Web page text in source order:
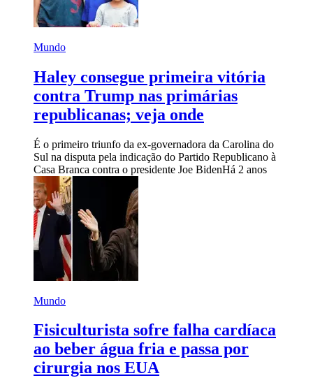
Mundo
Haley consegue primeira vitória
contra Trump nas primárias
republicanas; veja onde
É o primeiro triunfo da ex-governadora da Carolina do
Sul na disputa pela indicação do Partido Republicano à
Casa Branca contra o presidente Joe BidenHá 2 anos
Mundo
Fisiculturista sofre falha cardíaca
ao beber água fria e passa por
cirurgia nos EUA